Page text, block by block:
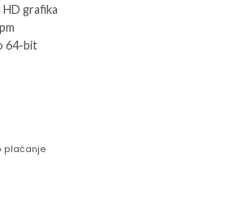
grafika
64-bit
plaćanje